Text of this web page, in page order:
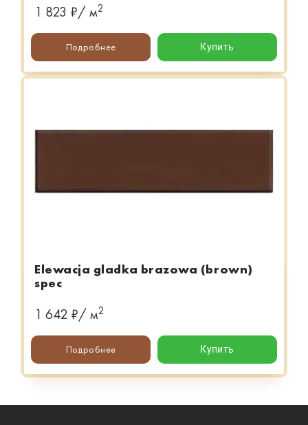
1 823 ₽/ м2
Подробнее Купить
Elewacja gladka brazowa (brown)
spec
1 642 ₽/ м2
Подробнее Купить